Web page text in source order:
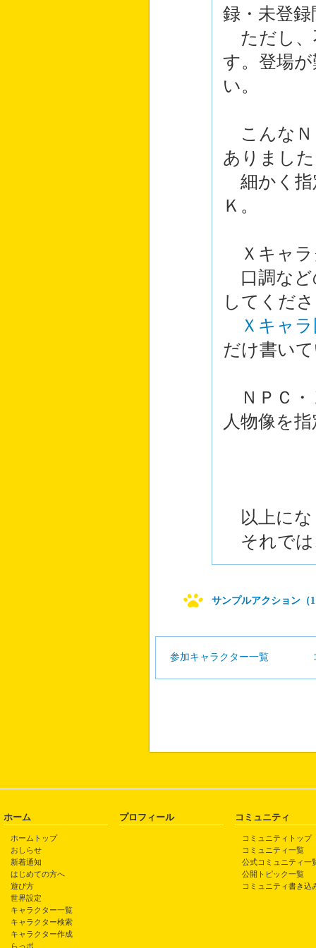
録・未登
ただし、
す。登場
い。
こんなＮ
ありまし
細かく指
Ｋ。
Ｘキャラ
口調など
してくだ
Ｘキャ
だけ書い
ＮＰＣ・
人物像を
以上にな
それでは
サンプルアクション（
参加キャラクター一覧
ホーム
ホームトップ
おしらせ
新着通知
はじめての方へ
遊び方
世界設定
キャラクター一覧
キャラクター検索
キャラクター作成
らっポ
プロフィール コミュニティ
コミュニティトップ
コミュニティ一覧
公式コミュニティ一
公開トピック一覧
コミュニティ書き込